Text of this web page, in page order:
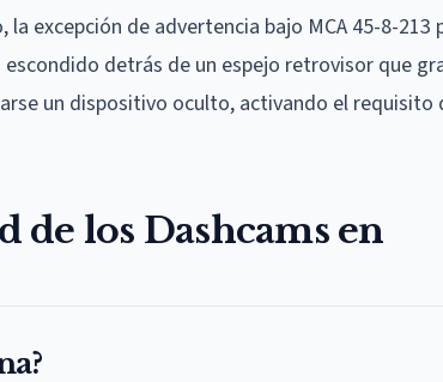
excepción de advertencia bajo MCA 45-8-213
detrás de un espejo retrovisor que
un dispositivo oculto, activando el requisito
de los Dashcams en